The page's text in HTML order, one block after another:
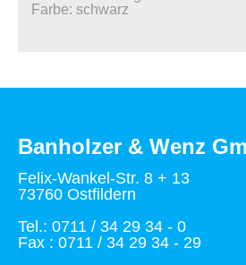
Farbe: schwarz
Banholzer & Wenz
Felix-Wankel-Str. 8 + 13
73760 Ostfildern
Tel.: 0711 / 34 29 34 - 0
Fax : 0711 / 34 29 34 - 29